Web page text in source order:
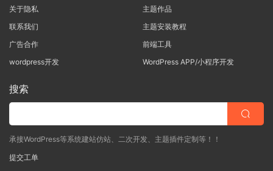
关于隐私
联系我们
广告合作
wordpress开发
主题作品
主题安装教程
前端工具
WordPress APP/小程序开发
搜索
承接WordPress等系统建站仿站、二次开发、主题插件定制等！！
提交工单